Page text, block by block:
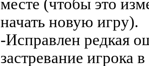
месте (чтобы это
начать новую игру).
-Исправлен редкая
застревание игрока